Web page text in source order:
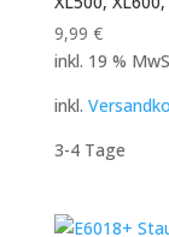
9,99 €
inkl. 19 %
inkl.
3-4 Tage